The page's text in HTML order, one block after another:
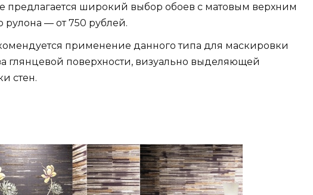
предлагается широкий выбор обоев с матовым верхним
рулона — от 750 рублей.
применение данного типа для маскировки
глянцевой поверхности, визуально выделяющей
стен.